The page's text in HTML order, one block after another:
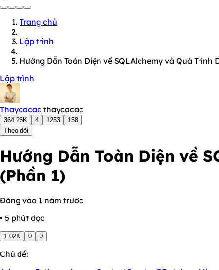
Trang chủ
Lập trình
Hướng Dẫn Toàn Diện về SQLAlchemy và Quá Trình
Lập trình
Thaycacac thaycacac
364.26K 4 1253
158
Theo dõi
Hướng Dẫn Toàn Diện về
(Phần 1)
Đăng vào 1 năm trước
• 5 phút đọc
1.02K 0 0
Chủ đề: